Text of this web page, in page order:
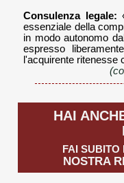
Consulenza legale:
essenziale della
in modo autonomo
espresso
l'acquirente ritenesse
HAI
FAI SUBITO
NOSTRA